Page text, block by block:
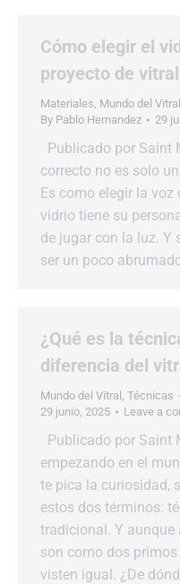
Cómo elegir el
proyecto de vitral
Materiales, Mundo del Vitral
By Pablo Hernandez 29
Publicado por Saint
correcto no es solo
Es como elegir la
vidrio tiene su
de jugar con la luz. Y
ser un poco
¿Qué es la
diferencia del
Mundo del Vitral , Técnicas
29 junio, 2025
Leave a
Publicado por Saint
empezando en el
te pica la curiosidad,
estos dos términos:
tradicional. Y aunque
son como dos
visten igual. ¿De